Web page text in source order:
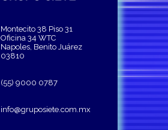
Montecito 38 Piso 31
Oficina 34 WTC
Napoles, Benito Juárez
03810
(55) 9000 0787
info@gruposiete.com.mx